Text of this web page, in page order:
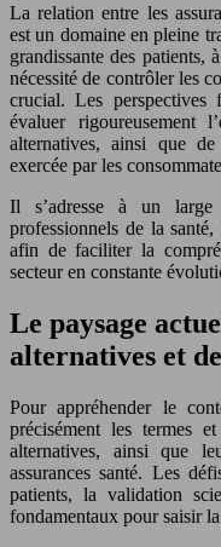
La relation entre les
est un domaine en pleine
grandissante des patients,
nécessité de contrôler les
crucial. Les perspectives
évaluer rigoureusement
alternatives, ainsi que
exercée par les
Il s’adresse à un large
professionnels de la
afin de faciliter la
secteur en constante
Le paysage
alternatives et
Pour appréhender le
précisément les termes
alternatives, ainsi que
assurances santé. Les
patients, la validation
fondamentaux pour saisir